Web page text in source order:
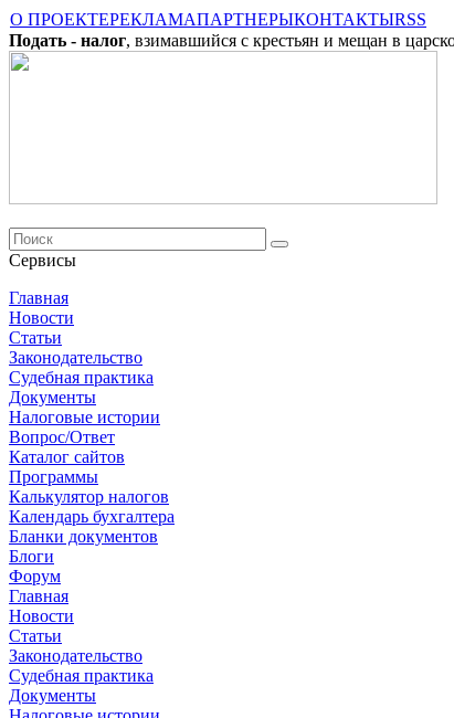
О ПРОЕКТЕРЕКЛАМАПАРТНЕРЫКОНТАКТЫRSS
Подать - налог, взимавшийся с крестьян и мещан в
Сервисы
Главная
Новости
Cтатьи
Законодательство
Судебная практика
Документы
Налоговые истории
Вопрос/Ответ
Каталог сайтов
Программы
Калькулятор налогов
Календарь бухгалтера
Бланки документов
Блоги
Форум
Главная
Новости
Cтатьи
Законодательство
Судебная практика
Документы